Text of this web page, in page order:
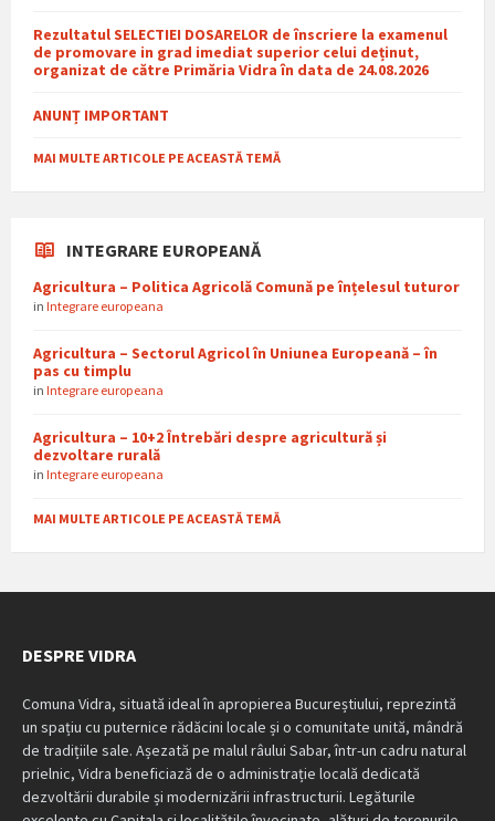
Rezultatul SELECTIEI DOSARELOR de înscriere la examenul
de promovare in grad imediat superior celui deținut,
organizat de către Primăria Vidra în data de 24.08.2026
ANUNȚ IMPORTANT
MAI MULTE ARTICOLE PE ACEASTĂ TEMĂ
INTEGRARE EUROPEANĂ
Agricultura – Politica Agricolă Comună pe înțelesul tuturor
in Integrare europeana
Agricultura – Sectorul Agricol în Uniunea Europeană – în
pas cu timplu
in Integrare europeana
Agricultura – 10+2 Întrebări despre agricultură și
dezvoltare rurală
in Integrare europeana
MAI MULTE ARTICOLE PE ACEASTĂ TEMĂ
DESPRE VIDRA
Comuna Vidra, situată ideal în apropierea Bucureștiului, reprezintă
un spațiu cu puternice rădăcini locale și o comunitate unită, mândră
de tradițiile sale. Așezată pe malul râului Sabar, într-un cadru natural
prielnic, Vidra beneficiază de o administrație locală dedicată
dezvoltării durabile și modernizării infrastructurii. Legăturile